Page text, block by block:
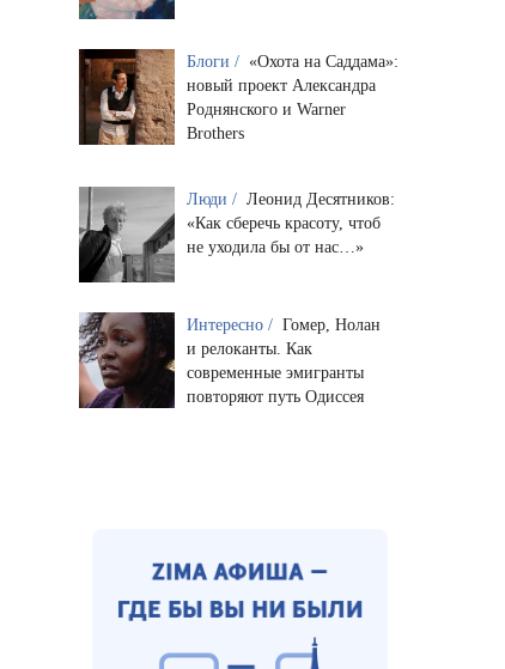
Блоги / «Охота на Саддама»:
новый проект Александра
Роднянского и Warner
Brothers
Люди / Леонид Десятников:
«Как сберечь красоту, чтоб
не уходила бы от нас…»
Интересно / Гомер, Нолан
и релоканты. Как
современные эмигранты
повторяют путь Одиссея